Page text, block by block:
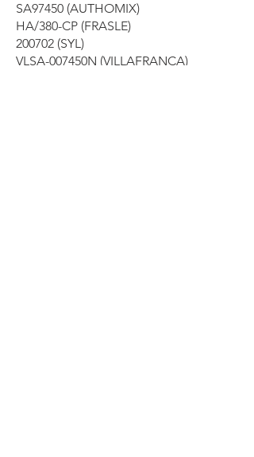
SA97450 (AUTHOMIX)
HA/380-CP (FRASLE)
200702 (SYL)
VLSA-007450N (VILLAFRANCA)